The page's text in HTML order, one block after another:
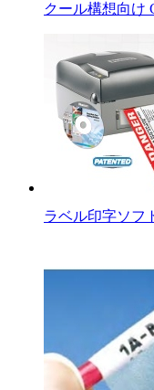
クール構想向け
ラベル印字ソフ